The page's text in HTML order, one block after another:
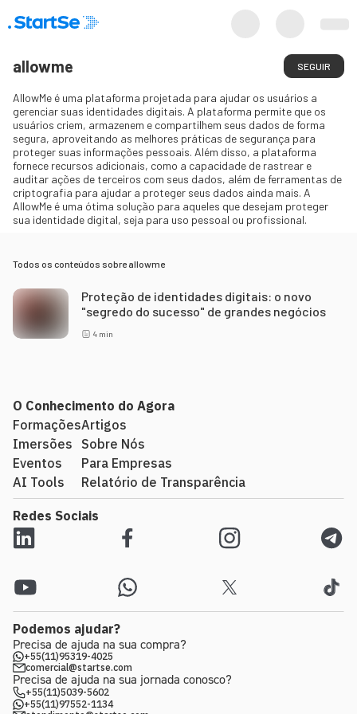
allowme SEGUIR
AllowMe é uma plataforma projetada para ajudar os usuários a
gerenciar suas identidades digitais. A plataforma permite que os
usuários criem, armazenem e compartilhem seus dados de forma
segura, aproveitando as melhores práticas de segurança para
proteger suas informações pessoais. Além disso, a plataforma
fornece recursos adicionais, como a capacidade de rastrear e
auditar ações de terceiros com seus dados, além de ferramentas de
criptografia para ajudar a proteger seus dados ainda mais. A
AllowMe é uma ótima solução para aqueles que desejam proteger
sua identidade digital, seja para uso pessoal ou profissional.
Todos os conteúdos sobreallowme
Proteção de identidades digitais: o novo
"segredo do sucesso" de grandes negócios
4 min
O Conhecimento do Agora
Formações
Imersões
Eventos
AI Tools
Artigos
Sobre Nós
Para Empresas
Relatório de Transparência
Redes Sociais
Podemos ajudar?
Precisa de ajuda na sua compra?
+55(11)95319-4025
comercial@startse.com
Precisa de ajuda na sua jornada conosco?
+55(11)5039-5602
+55(11)97552-1134